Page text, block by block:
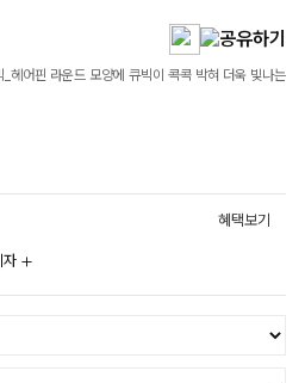
헤어핀 라운드 모양에 큐빅이 콕콕 박혀 더욱 빛나는
혜택보기
자